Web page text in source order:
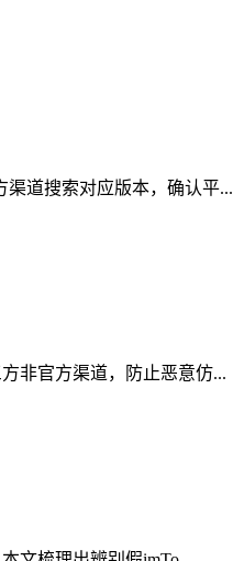
道搜索对应版本，确认平...
非官方渠道，防止恶意仿...